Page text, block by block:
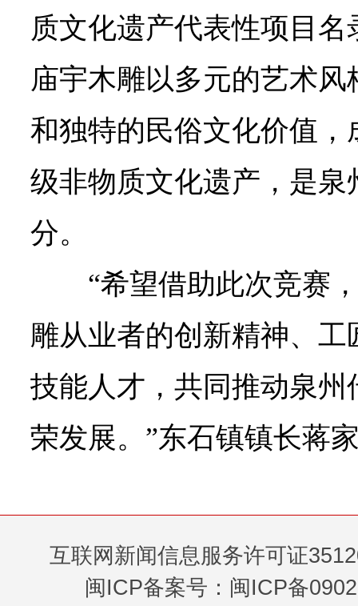
质文化遗产代表性项目
庙宇木雕以多元的艺术
和独特的民俗文化价值
级非物质文化遗产，是
分。
“希望借助此次竞赛
雕从业者的创新精神、
技能人才，共同推动泉
荣发展。”东石镇镇长蒋
互联网新闻信息服务许可证
闽ICP备案号：闽ICP备